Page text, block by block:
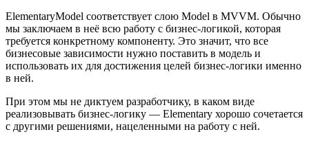
ElementaryModel соответствует слою Model в MVVM. Обычно
мы заключаем в неё всю работу с бизнес-логикой, которая
требуется конкретному компоненту. Это значит, что все
бизнесовые зависимости нужно поставить в модель и
использовать их для достижения целей бизнес-логики именно
в ней.
При этом мы не диктуем разработчику, в каком виде
реализовывать бизнес-логику — Elementary хорошо сочетается
с другими решениями, нацеленными на работу с ней.